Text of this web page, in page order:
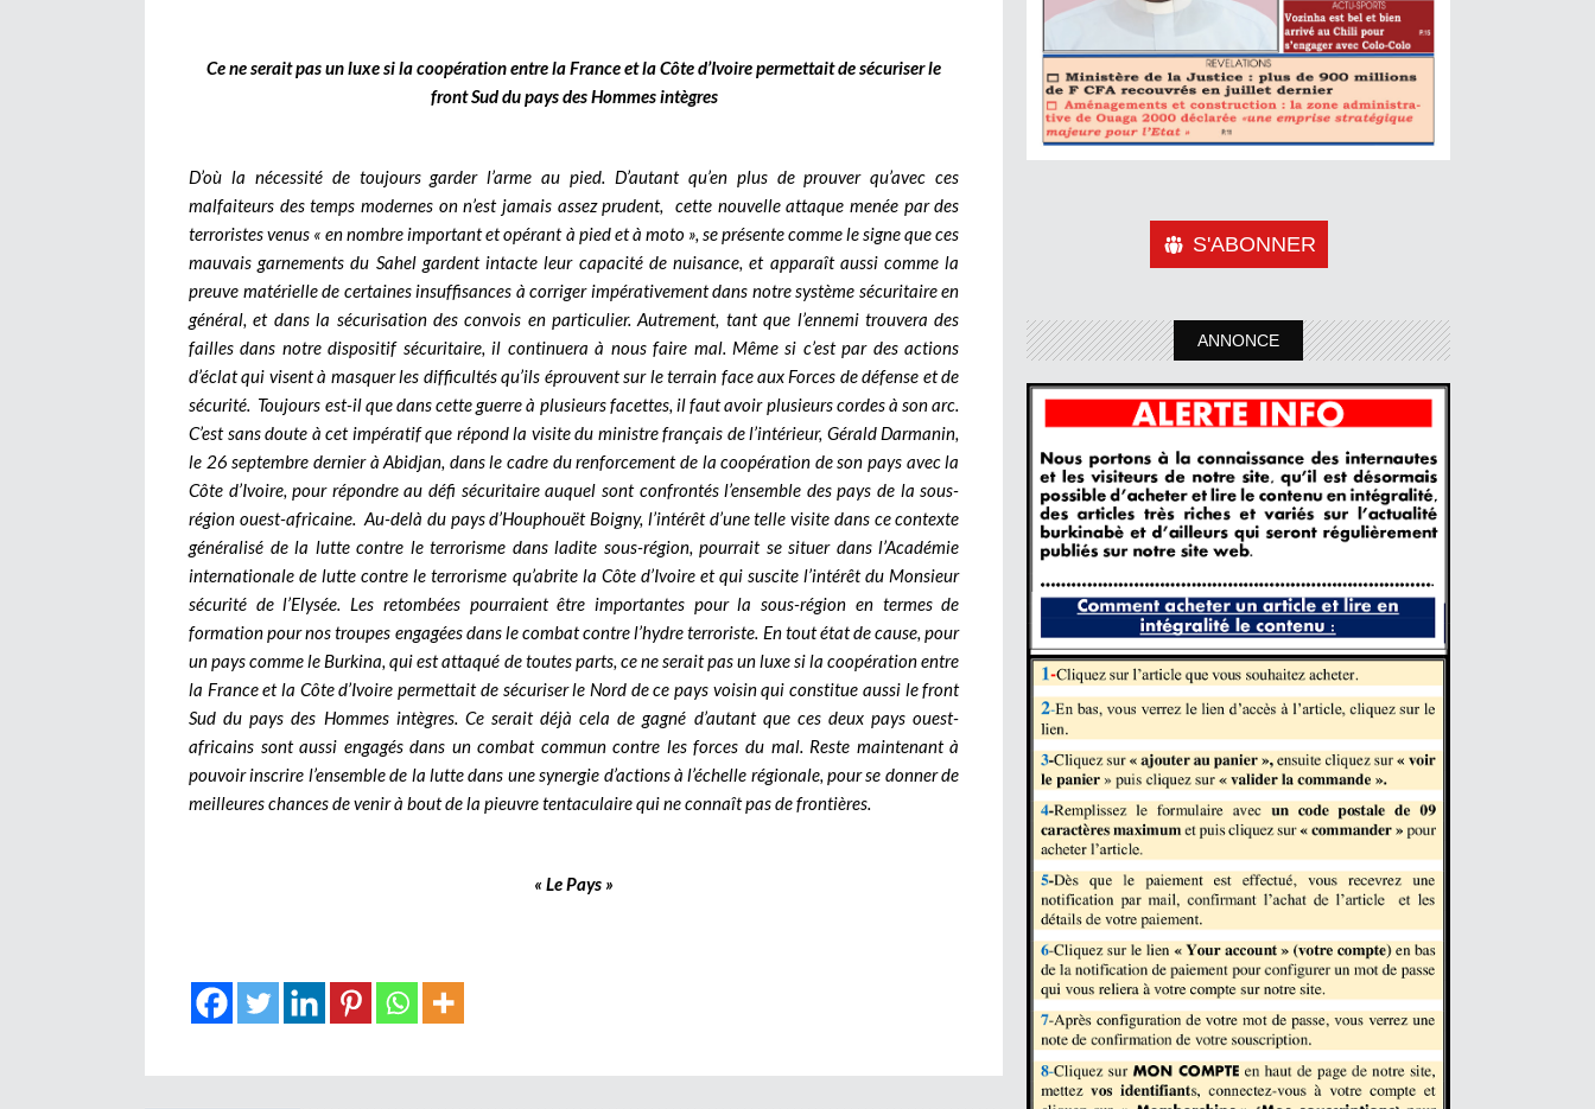
Ce ne serait pas un luxe si la coopération entre la France et la Côte d’Ivoire permettait de sécuriser le
front Sud du pays des Hommes intègres
D’où la nécessité de toujours garder l’arme au pied. D’autant qu’en plus de prouver qu’avec ces
malfaiteurs des temps modernes on n’est jamais assez prudent, cette nouvelle attaque menée par des
terroristes venus « en nombre important et opérant à pied et à moto », se présente comme le signe que ces
mauvais garnements du Sahel gardent intacte leur capacité de nuisance, et apparaît aussi comme la
preuve matérielle de certaines insuffisances à corriger impérativement dans notre système sécuritaire en
général, et dans la sécurisation des convois en particulier. Autrement, tant que l’ennemi trouvera des
failles dans notre dispositif sécuritaire, il continuera à nous faire mal. Même si c’est par des actions
d’éclat qui visent à masquer les difficultés qu’ils éprouvent sur le terrain face aux Forces de défense et de
sécurité. Toujours est-il que dans cette guerre à plusieurs facettes, il faut avoir plusieurs cordes à son arc.
C’est sans doute à cet impératif que répond la visite du ministre français de l’intérieur, Gérald Darmanin,
le 26 septembre dernier à Abidjan, dans le cadre du renforcement de la coopération de son pays avec la
Côte d’Ivoire, pour répondre au défi sécuritaire auquel sont confrontés l’ensemble des pays de la sous-
région ouest-africaine. Au-delà du pays d’Houphouët Boigny, l’intérêt d’une telle visite dans ce contexte
généralisé de la lutte contre le terrorisme dans ladite sous-région, pourrait se situer dans l’Académie
internationale de lutte contre le terrorisme qu’abrite la Côte d’Ivoire et qui suscite l’intérêt du Monsieur
sécurité de l’Elysée. Les retombées pourraient être importantes pour la sous-région en termes de
formation pour nos troupes engagées dans le combat contre l’hydre terroriste. En tout état de cause, pour
un pays comme le Burkina, qui est attaqué de toutes parts, ce ne serait pas un luxe si la coopération entre
la France et la Côte d’Ivoire permettait de sécuriser le Nord de ce pays voisin qui constitue aussi le front
Sud du pays des Hommes intègres. Ce serait déjà cela de gagné d’autant que ces deux pays ouest-
africains sont aussi engagés dans un combat commun contre les forces du mal. Reste maintenant à
pouvoir inscrire l’ensemble de la lutte dans une synergie d’actions à l’échelle régionale, pour se donner de
meilleures chances de venir à bout de la pieuvre tentaculaire qui ne connaît pas de frontières.
« Le Pays »
S'ABONNER
ANNONCE